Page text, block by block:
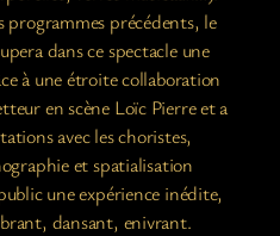
programmes précédents, le
dans ce spectacle une
à une étroite collaboration
en scène Loïc Pierre et a
avec les choristes,
et spatialisation
une expérience inédite,
dansant, enivrant.